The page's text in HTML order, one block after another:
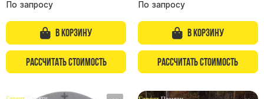
По запросу
В корзину
Рассчитать стоимость
По запросу
В корзину
Рассчитать стоимость